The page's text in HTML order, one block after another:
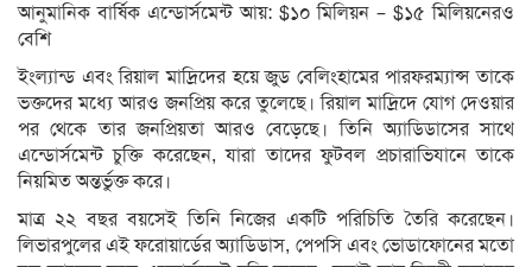
আনুমানিক বার্ষিক এন্ডোর্সমেন্ট আয়: $১০ মিলিয়ন – $১৫ মিলিয়নেরও
বেশি
ইংল্যান্ড এবং রিয়াল মাদ্রিদের হয়ে জুড বেলিংহামের পারফরম্যান্স তাকে
ভক্তদের মধ্যে আরও জনপ্রিয় করে তুলেছে। রিয়াল মাদ্রিদে যোগ দেওয়ার
পর থেকে তার জনপ্রিয়তা আরও বেড়েছে। তিনি অ্যাডিডাসের সাথে
এন্ডোর্সমেন্ট চুক্তি করেছেন, যারা তাদের ফুটবল প্রচারাভিযানে তাকে
নিয়মিত অন্তর্ভুক্ত করে।
মাত্র ২২ বছর বয়সেই তিনি নিজের একটি পরিচিতি তৈরি করেছেন।
লিভারপুলের এই ফরোয়ার্ডের অ্যাডিডাস, পেপসি এবং ভোডাফোনের মতো